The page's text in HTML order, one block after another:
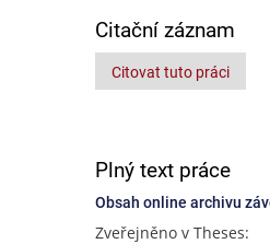
Citační záznam
Citovat tuto práci
Plný text práce
Obsah online archivu
Zveřejněno v Theses: